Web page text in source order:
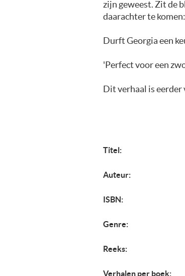
zijn geweest. Zit de
daarachter te
Durft Georgia een
'Perfect voor een
Dit verhaal is eerder
Titel:
Auteur:
ISBN:
Genre:
Reeks:
Verhalen per boek: